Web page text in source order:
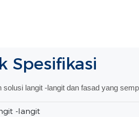
Spesifikasi
langit -langit dan fasad yang
-langit